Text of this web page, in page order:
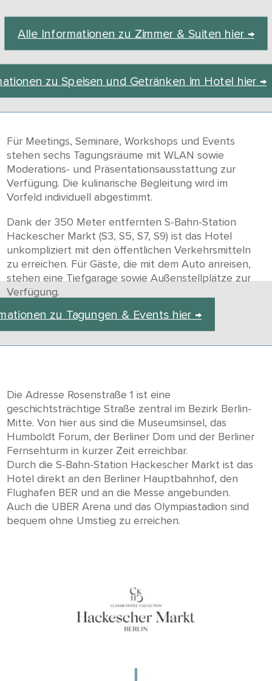
Alle Informationen zu Zimmer & Suiten hier →
zu Speisen und Getränken im Hotel hier →
Für Meetings, Seminare, Workshops und Events
stehen sechs Tagungsräume mit WLAN sowie
Moderations- und Präsentationsausstattung zur
Verfügung. Die kulinarische Begleitung wird im
Vorfeld individuell abgestimmt.
Dank der 350 Meter entfernten S-Bahn-Station
Hackescher Markt (S3, S5, S7, S9) ist das Hotel
unkompliziert mit den öffentlichen Verkehrsmitteln
zu erreichen. Für Gäste, die mit dem Auto anreisen,
stehen eine Tiefgarage sowie Außenstellplätze zur
Verfügung.
zu Tagungen & Events hier →
Die Adresse Rosenstraße 1 ist eine
geschichtsträchtige Straße zentral im Bezirk Berlin-
Mitte. Von hier aus sind die Museumsinsel, das
Humboldt Forum, der Berliner Dom und der Berliner
Fernsehturm in kurzer Zeit erreichbar.
Durch die S-Bahn-Station Hackescher Markt ist das
Hotel direkt an den Berliner Hauptbahnhof, den
Flughafen BER und an die Messe angebunden.
Auch die UBER Arena und das Olympiastadion sind
bequem ohne Umstieg zu erreichen.